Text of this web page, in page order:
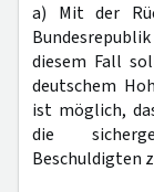
a) Mit der
diesem Fall
deutschem
ist möglich,
die
Beschuldigten